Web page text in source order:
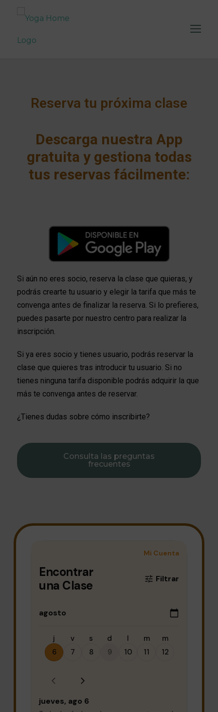
Reserva tu próxima clase
Descarga nuestra App
gratuita y gestiona todas
tus reservas fácilmente:
Si aún no eres socio, reserva la clase que quieras, y
podrás crearte tu usuario y elegir la tarifa que más te
convenga antes de finalizar la reserva. Si lo prefieres,
puedes pasarte por nuestro centro para realizar la
inscripción.
Si ya eres socio y tienes usuario, podrás reservar la
clase que quieres tras introducir tu usuario. Si no
tienes ninguna tarifa disponible podrás adquirir la que
más te convenga antes de reservar.
¿Tienes dudas sobre cómo inscribirte?
Consulta las preguntas
frecuentes